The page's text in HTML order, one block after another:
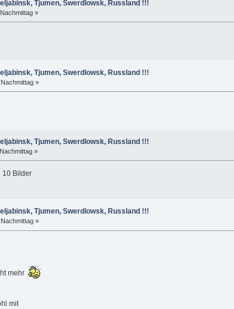
Tjumen, Swerdlowsk, Russland !!!
»
Tjumen, Swerdlowsk, Russland !!!
»
Tjumen, Swerdlowsk, Russland !!!
»
10 Bilder
Tjumen, Swerdlowsk, Russland !!!
»
mehr
mit